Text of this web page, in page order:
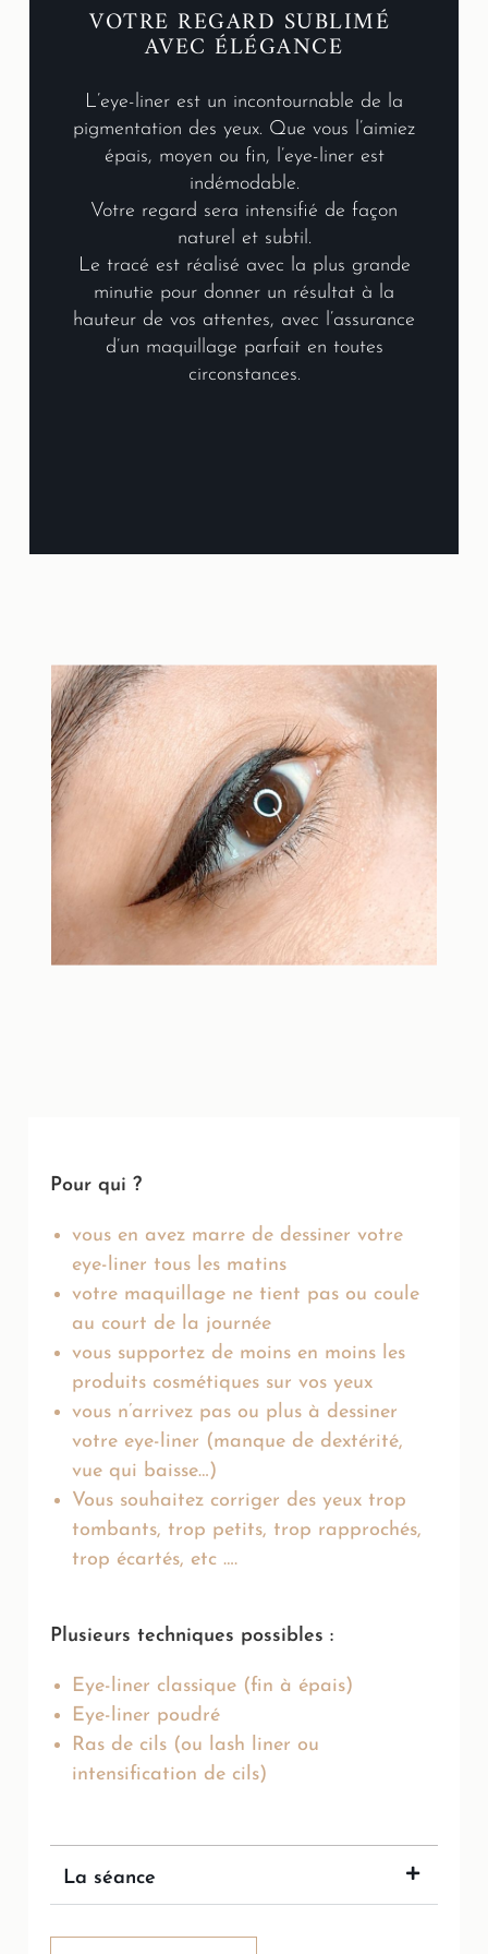
VOTRE REGARD SUBLIMÉ
AVEC ÉLÉGANCE
L’eye-liner est un incontournable de la
pigmentation des yeux. Que vous l’aimiez
épais, moyen ou fin, l’eye-liner est
indémodable.
Votre regard sera intensifié de façon
naturel et subtil.
Le tracé est réalisé avec la plus grande
minutie pour donner un résultat à la
hauteur de vos attentes, avec l’assurance
d’un maquillage parfait en toutes
circonstances.
Pour qui ?
vous en avez marre de dessiner votre
eye-liner tous les matins
votre maquillage ne tient pas ou coule
au court de la journée
vous supportez de moins en moins les
produits cosmétiques sur vos yeux
vous n’arrivez pas ou plus à dessiner
votre eye-liner (manque de dextérité,
vue qui baisse…)
Vous souhaitez corriger des yeux trop
tombants, trop petits, trop rapprochés,
trop écartés, etc ….
Plusieurs techniques possibles :
Eye-liner classique (fin à épais)
Eye-liner poudré
Ras de cils (ou lash liner ou
intensification de cils)
La séance